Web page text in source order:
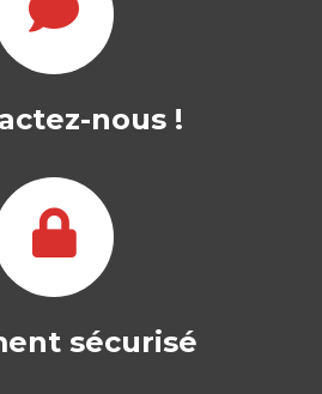
nous !
sécurisé